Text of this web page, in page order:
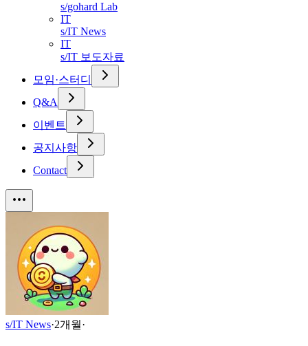
s/gohard Lab
IT
s/IT News
IT
s/IT 보도자료
모임·스터디
Q&A
이벤트
공지사항
Contact
s/IT News·2개월·